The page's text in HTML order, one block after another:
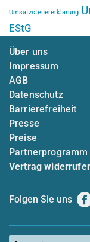
Umsatzsteuererklärung
EStG
Über uns
Impressum
AGB
Datenschutz
Barrierefreiheit
Presse
Preise
Partnerprogramm
Vertrag
Folgen Sie uns